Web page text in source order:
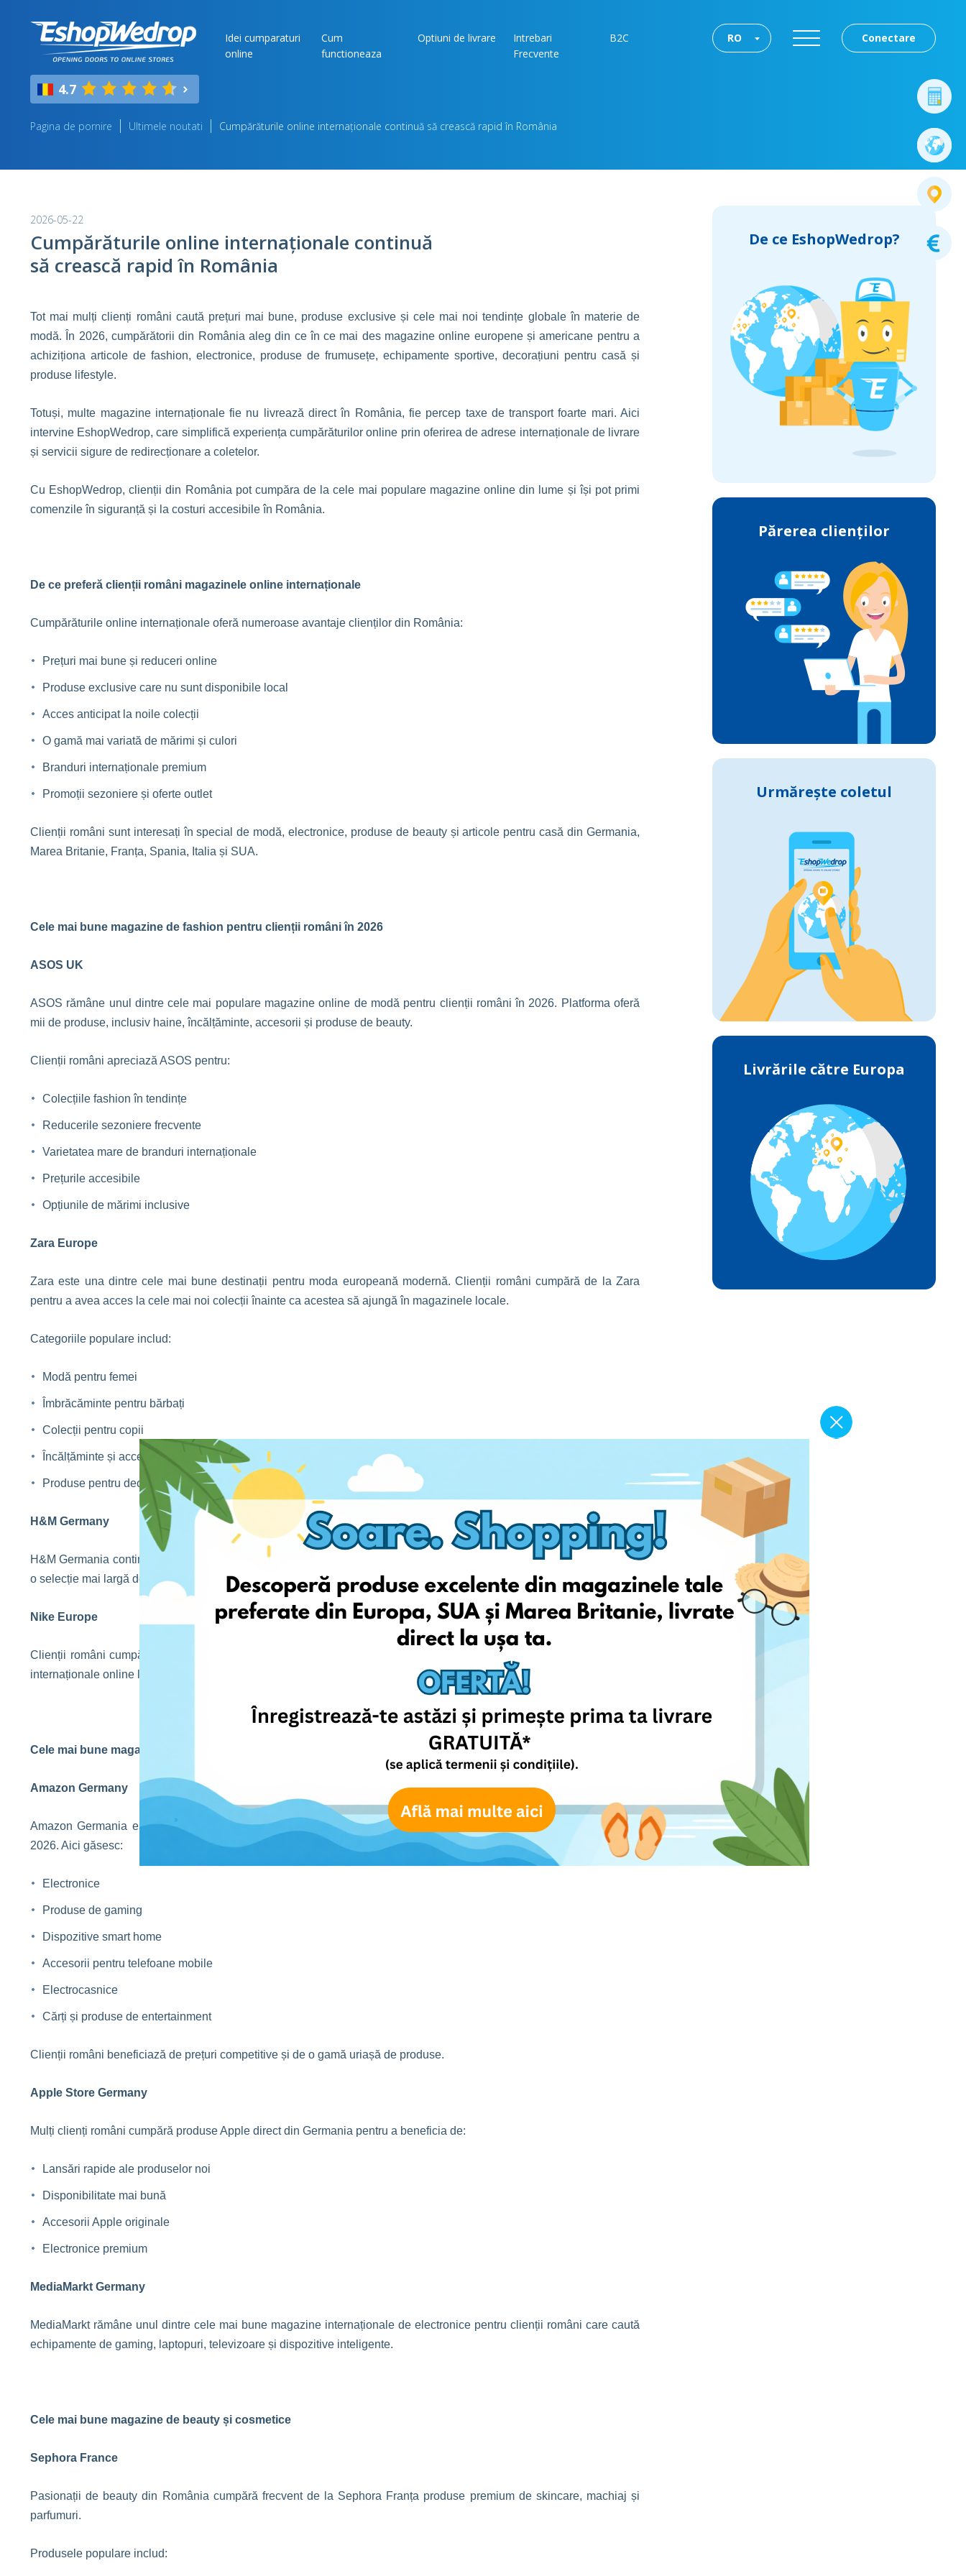
Idei cumparaturi
online
Cum
functioneaza
Optiuni de livrare
Intrebari
Frecvente
B2C Conectare
RO
4.7
Pagina de pornire Ultimele noutati Cumpărăturile online internaționale continuă să crească rapid în România
2026-05-22
Cumpărăturile online internaționale continuă
să crească rapid în România
Tot mai mulți clienți români caută prețuri mai bune, produse exclusive și cele mai noi tendințe globale în materie de
modă. În 2026, cumpărătorii din România aleg din ce în ce mai des magazine online europene și americane pentru a
achiziționa articole de fashion, electronice, produse de frumusețe, echipamente sportive, decorațiuni pentru casă și
produse lifestyle.
Totuși, multe magazine internaționale fie nu livrează direct în România, fie percep taxe de transport foarte mari. Aici
intervine EshopWedrop, care simplifică experiența cumpărăturilor online prin oferirea de adrese internaționale de livrare
și servicii sigure de redirecționare a coletelor.
Cu EshopWedrop, clienții din România pot cumpăra de la cele mai populare magazine online din lume și își pot primi
comenzile în siguranță și la costuri accesibile în România.
De ce preferă clienții români magazinele online internaționale
Cumpărăturile online internaționale oferă numeroase avantaje clienților din România:
Prețuri mai bune și reduceri online
Produse exclusive care nu sunt disponibile local
Acces anticipat la noile colecții
O gamă mai variată de mărimi și culori
Branduri internaționale premium
Promoții sezoniere și oferte outlet
Clienții români sunt interesați în special de modă, electronice, produse de beauty și articole pentru casă din Germania,
Marea Britanie, Franța, Spania, Italia și SUA.
Cele mai bune magazine de fashion pentru clienții români în 2026
ASOS UK
ASOS rămâne unul dintre cele mai populare magazine online de modă pentru clienții români în 2026. Platforma oferă
mii de produse, inclusiv haine, încălțăminte, accesorii și produse de beauty.
Clienții români apreciază ASOS pentru:
Colecțiile fashion în tendințe
Reducerile sezoniere frecvente
Varietatea mare de branduri internaționale
Prețurile accesibile
Opțiunile de mărimi inclusive
Zara Europe
Zara este una dintre cele mai bune destinații pentru moda europeană modernă. Clienții români cumpără de la Zara
pentru a avea acces la cele mai noi colecții înainte ca acestea să ajungă în magazinele locale.
Categoriile populare includ:
Modă pentru femei
Îmbrăcăminte pentru bărbați
Colecții pentru copii
Încălțăminte și accesorii
Produse pentru decorul casei
H&M Germany
H&M Germania continuă să atragă clienți români care caută modă accesibilă și stilată. Magazinul german oferă adesea
o selecție mai largă de produse și o disponibilitate mai bună a stocurilor.
Nike Europe
Clienții români cumpără frecvent sneakers, articole sportswear și accesorii sportive de la Nike Europe. Cumpărăturile
internaționale online le permit accesul la lansări exclusive de sneakers și colecții în ediție limitată.
Cele mai bune magazine de electronice pentru clienții români
Amazon Germany
Amazon Germania este unul dintre cele mai importante magazine internaționale de unde cumpără clienții români în
2026. Aici găsesc:
Electronice
Produse de gaming
Dispozitive smart home
Accesorii pentru telefoane mobile
Electrocasnice
Cărți și produse de entertainment
Clienții români beneficiază de prețuri competitive și de o gamă uriașă de produse.
Apple Store Germany
Mulți clienți români cumpără produse Apple direct din Germania pentru a beneficia de:
Lansări rapide ale produselor noi
Disponibilitate mai bună
Accesorii Apple originale
Electronice premium
MediaMarkt Germany
MediaMarkt rămâne unul dintre cele mai bune magazine internaționale de electronice pentru clienții români care caută
echipamente de gaming, laptopuri, televizoare și dispozitive inteligente.
Cele mai bune magazine de beauty și cosmetice
Sephora France
Pasionații de beauty din România cumpără frecvent de la Sephora Franța produse premium de skincare, machiaj și
parfumuri.
Produsele populare includ:
De ce EshopWedrop?
Părerea clienților
Urmărește coletul
Livrările către Europa